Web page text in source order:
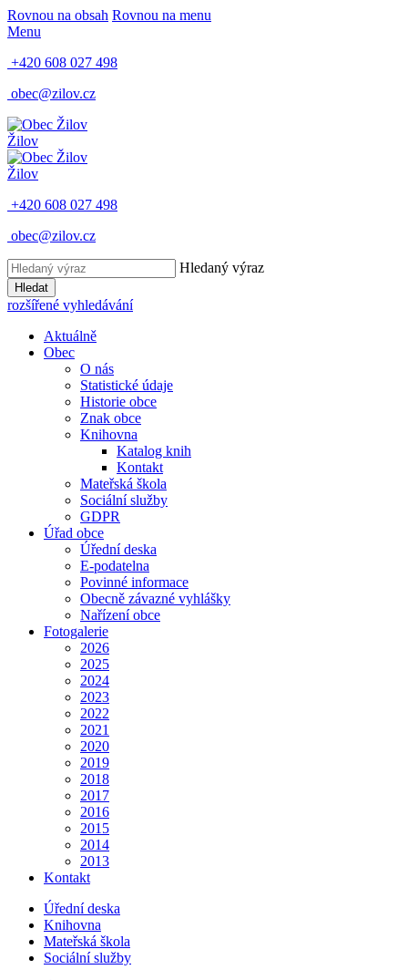
Rovnou na obsah Rovnou na menu
Menu
+420 608 027 498
obec@zilov.cz
Žilov
Žilov
+420 608 027 498
obec@zilov.cz
Hledaný výraz
Hledat
rozšířené vyhledávání
Aktuálně
Obec
O nás
Statistické údaje
Historie obce
Znak obce
Knihovna
Katalog knih
Kontakt
Mateřská škola
Sociální služby
GDPR
Úřad obce
Úřední deska
E-podatelna
Povinné informace
Obecně závazné vyhlášky
Nařízení obce
Fotogalerie
2026
2025
2024
2023
2022
2021
2020
2019
2018
2017
2016
2015
2014
2013
Kontakt
Úřední deska
Knihovna
Mateřská škola
Sociální služby